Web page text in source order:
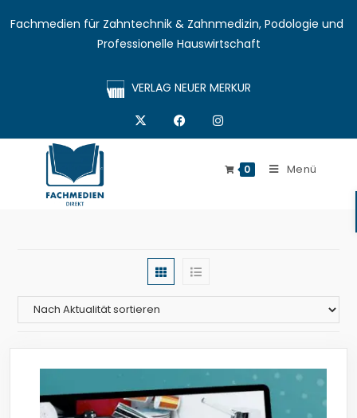
Fachmedien für Zahntechnik & Zahnmedizin, Podologie und
Professionelle Hauswirtschaft
VERLAG NEUER MERKUR
0 Menü